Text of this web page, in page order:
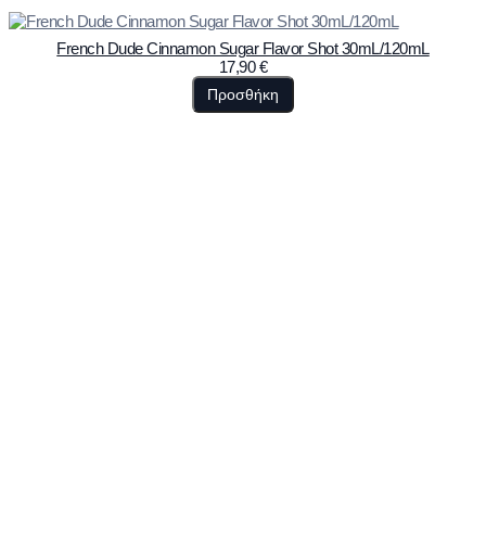
French Dude Cinnamon Sugar Flavor Shot 30mL/120mL
17,90€
Προσθήκη